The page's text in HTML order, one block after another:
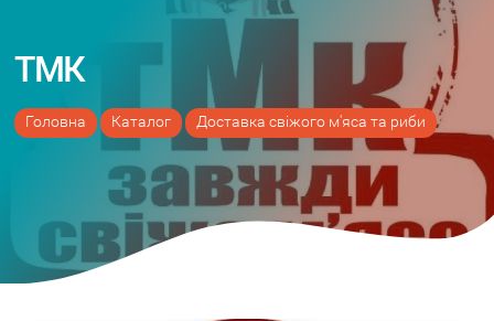
ТМК
Головна Каталог Доставка свіжого м'яса та риби